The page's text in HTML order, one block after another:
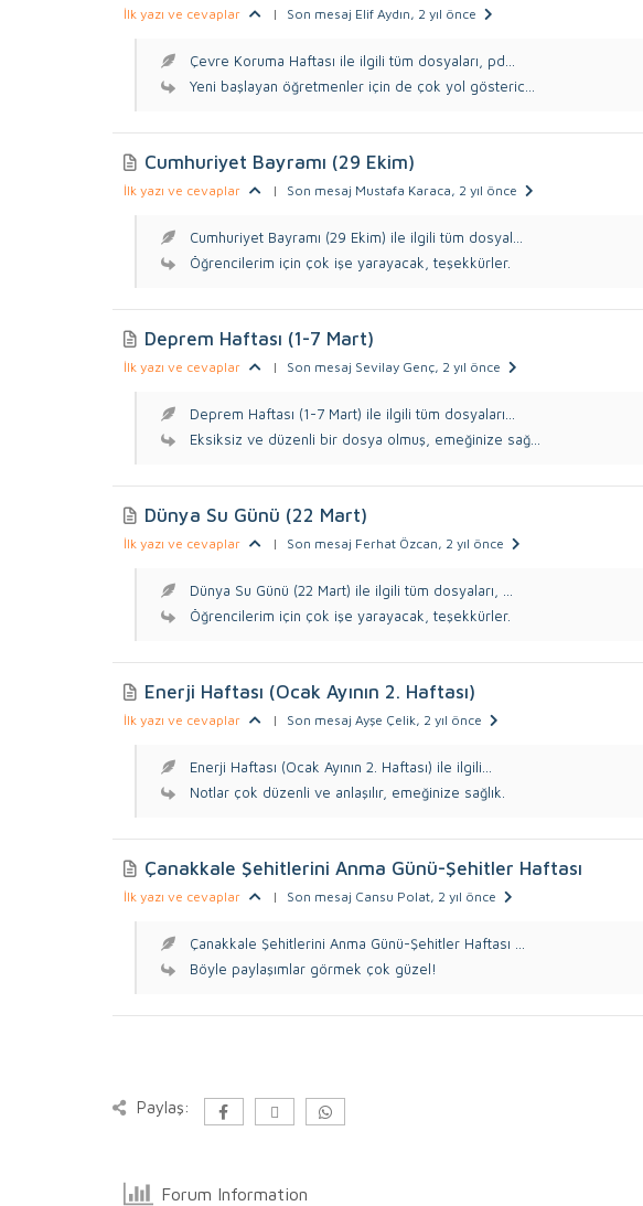
İlk yazı ve cevaplar | Son mesaj Elif Aydın, 2 yıl önce
Çevre Koruma Haftası ile ilgili tüm dosyaları, pd...
Yeni başlayan öğretmenler için de çok yol gösteric...
Cumhuriyet Bayramı (29 Ekim)
İlk yazı ve cevaplar | Son mesaj Mustafa Karaca, 2 yıl önce
Cumhuriyet Bayramı (29 Ekim) ile ilgili tüm dosyal...
Öğrencilerim için çok işe yarayacak, teşekkürler.
Deprem Haftası (1-7 Mart)
İlk yazı ve cevaplar | Son mesaj Sevilay Genç, 2 yıl önce
Deprem Haftası (1-7 Mart) ile ilgili tüm dosyaları...
Eksiksiz ve düzenli bir dosya olmuş, emeğinize sağ...
Dünya Su Günü (22 Mart)
İlk yazı ve cevaplar | Son mesaj Ferhat Özcan, 2 yıl önce
Dünya Su Günü (22 Mart) ile ilgili tüm dosyaları, ...
Öğrencilerim için çok işe yarayacak, teşekkürler.
Enerji Haftası (Ocak Ayının 2. Haftası)
İlk yazı ve cevaplar | Son mesaj Ayşe Çelik, 2 yıl önce
Enerji Haftası (Ocak Ayının 2. Haftası) ile ilgili...
Notlar çok düzenli ve anlaşılır, emeğinize sağlık.
Çanakkale Şehitlerini Anma Günü-Şehitler Haftası
İlk yazı ve cevaplar | Son mesaj Cansu Polat, 2 yıl önce
Çanakkale Şehitlerini Anma Günü-Şehitler Haftası ...
Böyle paylaşımlar görmek çok güzel!
Paylaş:
Forum Information